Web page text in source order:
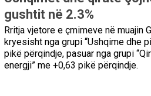
gushtit në 2.3%
Rritja vjetore e çmimeve në muajin
kryesisht nga grupi “Ushqime dhe
pikë përqindje, pasuar nga grupi
energji” me +0,63 pikë përqindje.